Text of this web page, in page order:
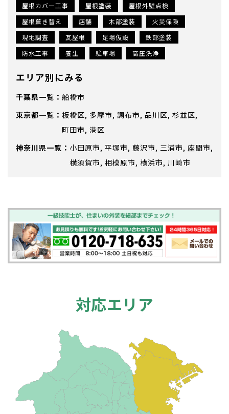
屋根カバー工事
屋根塗装
屋根外壁点検
屋根葺き替え
店舗 木部塗装
火災保険
現地調査
瓦屋根 足場仮設
鉄部塗装
防水工事
養生 駐車場 高圧洗浄
エリア別にみる
千葉県
船橋市
東京都
板橋区 多摩市 調布市 品川区 杉並区
町田市 港区
神奈川県
小田原市 平塚市 藤沢市 三浦市 座間市
横須賀市 相模原市 横浜市 川崎市
対応エリア